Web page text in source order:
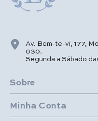
Av. Bem-te-vi, 177,
030.
Segunda a Sábado
Sobre
Minha Conta